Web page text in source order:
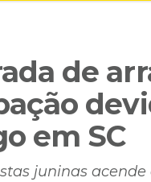
de
em SC
juninas